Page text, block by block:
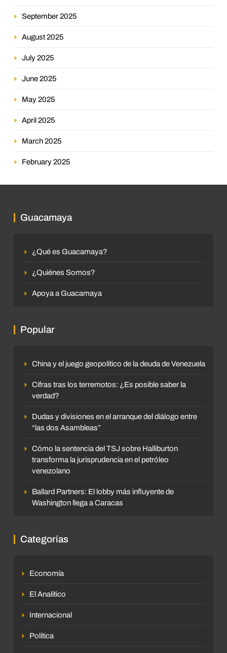
September 2025
August 2025
July 2025
June 2025
May 2025
April 2025
March 2025
February 2025
Guacamaya
¿Qué es Guacamaya?
¿Quiénes Somos?
Apoya a Guacamaya
Popular
China y el juego geopolítico de la deuda de Venezuela
Cifras tras los terremotos: ¿Es posible saber la
verdad?
Dudas y divisiones en el arranque del diálogo entre
“las dos Asambleas”
Cómo la sentencia del TSJ sobre Halliburton
transforma la jurisprudencia en el petróleo
venezolano
Ballard Partners: El lobby más influyente de
Washington llega a Caracas
Categorías
Economía
El Analítico
Internacional
Política